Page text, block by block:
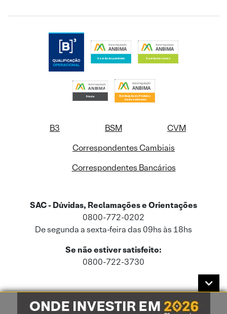
B3 BSM
CVM
Correspondentes Cambiais
Correspondentes Bancários
SAC - Dúvidas, Reclamações e Orientações
0800-772-0202
De segunda a sexta-feira das 09hs às 18hs
Se não estiver satisfeito:
0800-722-3730
Este site usa cookies e dados pessoais de acordo com a nossaPolítica de
Cookies
e a nossaPolítica de Privacidade.